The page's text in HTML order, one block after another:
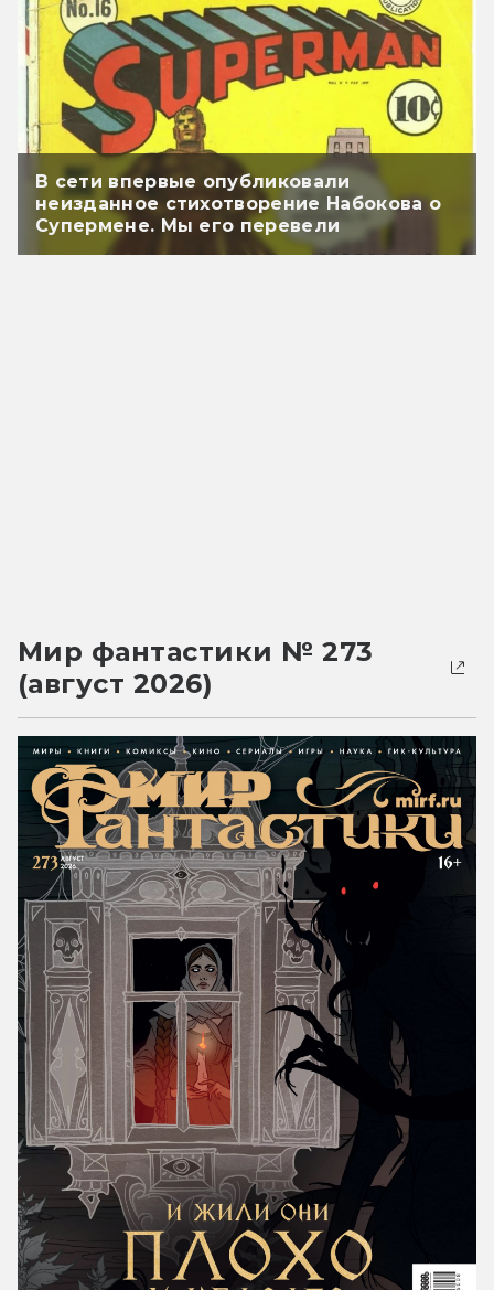
В сети впервые опубликовали
неизданное стихотворение Набокова о
Супермене. Мы его перевели
Мир фантастики № 273
(август 2026)